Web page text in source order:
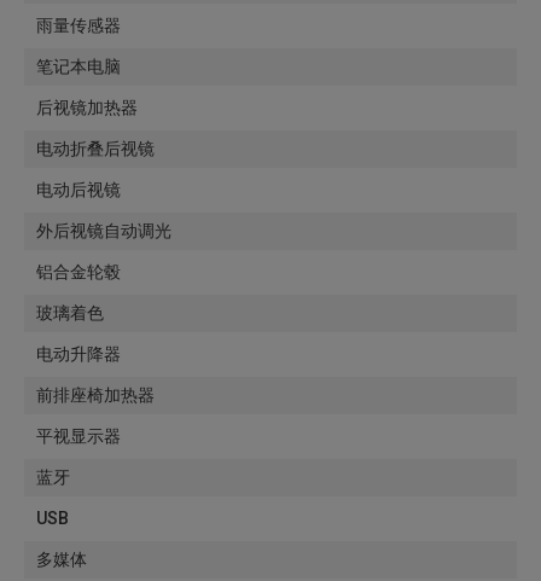
雨量传感器
笔记本电脑
后视镜加热器
电动折叠后视镜
电动后视镜
外后视镜自动调光
铝合金轮毂
玻璃着色
电动升降器
前排座椅加热器
平视显示器
蓝牙
USB
多媒体